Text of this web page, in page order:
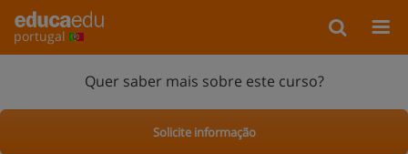
portugal
Quer saber mais sobre este curso?
Solicite informação